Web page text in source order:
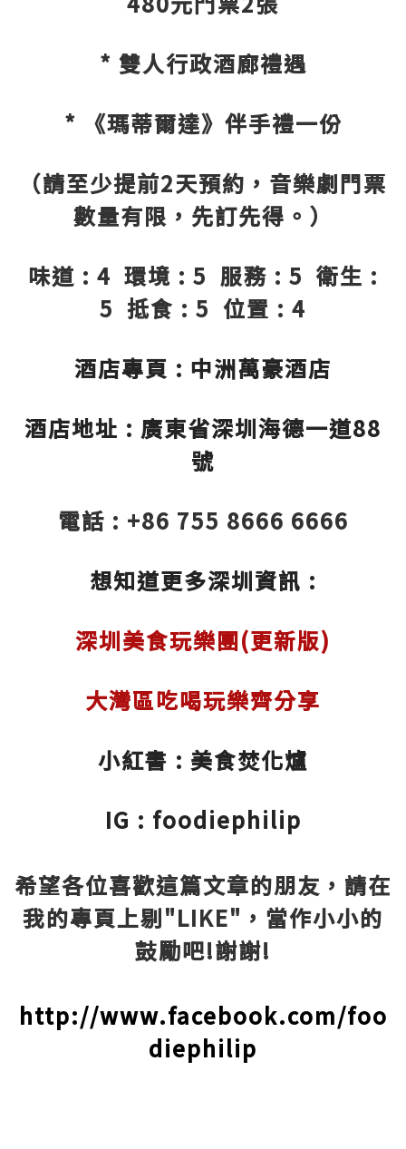
* 雙人行政酒廊禮遇
* 《瑪蒂爾達》伴手禮一份
（請至少提前2天預約，音樂劇門票
數量有限，先訂先得。）
味道 : 4 環境 : 5 服務 : 5 衛生 :
5 抵食 : 5 位置 : 4
酒店專頁 : 中洲萬豪酒店
酒店地址 : 廣東省深圳海德一道88
號
電話 : +86 755 8666 6666
想知道更多深圳資訊 :
深圳美食玩樂團(更新版)
大灣區吃喝玩樂齊分享
小紅書 : 美食焚化爐
IG : foodiephilip
希望各位喜歡這篇文章的朋友，請在
我的專頁上剔"LIKE"，當作小小的
鼓勵吧!謝謝!
http://www.facebook.com/foo
diephilip